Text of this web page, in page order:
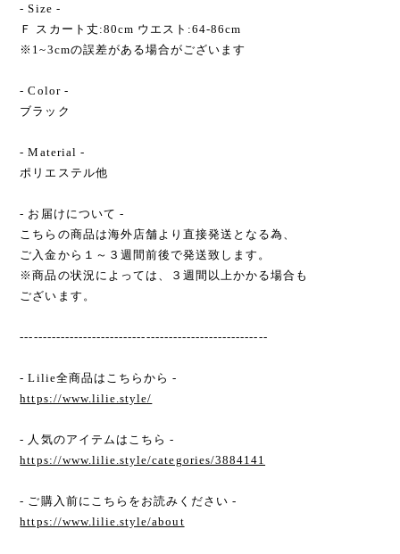
- Size -
Ｆ スカート丈:80cm ウエスト:64-86cm
※1~3cmの誤差がある場合がございます
- Color -
ブラック
- Material -
ポリエステル他
- お届けについて -
こちらの商品は海外店舗より直接発送となる為、
ご入金から１～３週間前後で発送致します。
※商品の状況によっては、３週間以上かかる場合も
ございます。
-------------------------------------------------------
- Lilie全商品はこちらから -
https://www.lilie.style/
- 人気のアイテムはこちら -
https://www.lilie.style/categories/3884141
- ご購入前にこちらをお読みください -
https://www.lilie.style/about